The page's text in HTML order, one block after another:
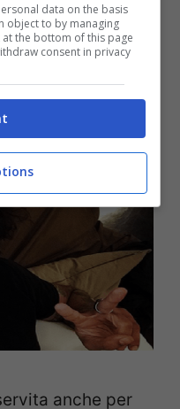
La libertà invece è
che non mi
anche per
data on the basis
object to by managing
the bottom of this page
consent in privacy